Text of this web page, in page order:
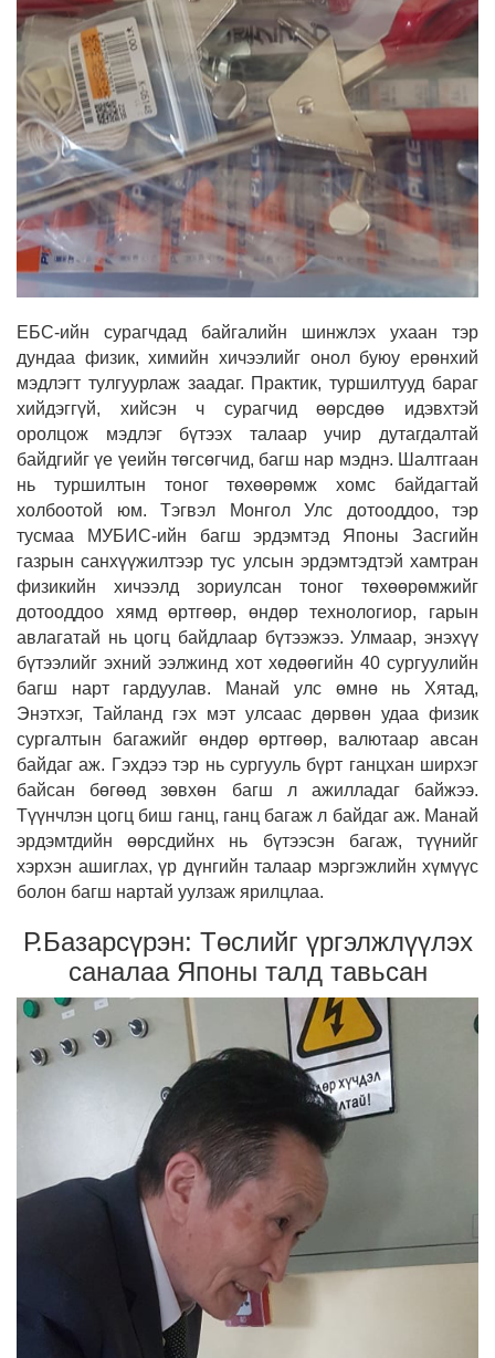
ЕБС-ийн сурагчдад байгалийн шинжлэх ухаан тэр
дундаа физик, химийн хичээлийг онол буюу ерөнхий
мэдлэгт тулгуурлаж заадаг. Практик, туршилтууд бараг
хийдэггүй, хийсэн ч сурагчид өөрсдөө идэвхтэй
оролцож мэдлэг бүтээх талаар учир дутагдалтай
байдгийг үе үеийн төгсөгчид, багш нар мэднэ. Шалтгаан
нь туршилтын тоног төхөөрөмж хомс байдагтай
холбоотой юм. Тэгвэл Монгол Улс дотооддоо, тэр
тусмаа МУБИС-ийн багш эрдэмтэд Японы Засгийн
газрын санхүүжилтээр тус улсын эрдэмтэдтэй хамтран
физикийн хичээлд зориулсан тоног төхөөрөмжийг
дотоод­доо хямд өртгөөр, өндөр технологиор, гарын
авлагатай нь цогц байдлаар бүтээжээ. Улмаар, энэхүү
бүтээлийг эхний ээлжинд хот хөдөөгийн 40 сургуулийн
багш нарт гардуулав. Манай улс өмнө нь Хятад,
Энэтхэг, Тайланд гэх мэт улсаас дөрвөн удаа физик
сургалтын багажийг өндөр өртгөөр, валютаар авсан
байдаг аж. Гэхдээ тэр нь сургууль бүрт ганцхан ширхэг
байсан бөгөөд зөвхөн багш л ажилладаг байжээ.
Түүнчлэн цогц биш ганц, ганц багаж л байдаг аж. Манай
эрдэмтдийн өөрсдийнх нь бүтээсэн багаж, түүнийг
хэрхэн ашиглах, үр дүнгийн талаар мэргэжлийн хүмүүс
болон багш нартай уулзаж ярилцлаа.
Р.Базарсүрэн: Төслийг үргэлжлүүлэх
саналаа Японы талд тавьсан